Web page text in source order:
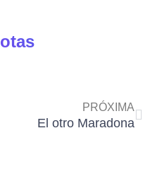
PRÓXIMA
El otro Maradona